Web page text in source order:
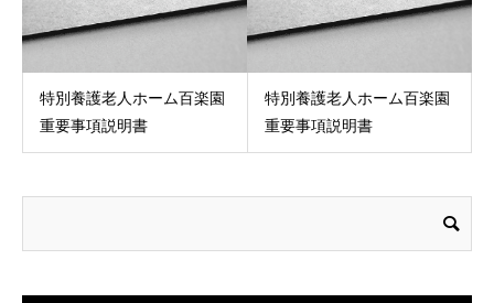
特別養護老人ホーム百楽園
重要事項説明書
特別養護老人ホーム百楽園
重要事項説明書